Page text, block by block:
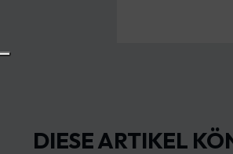
DIESE ARTIKEL